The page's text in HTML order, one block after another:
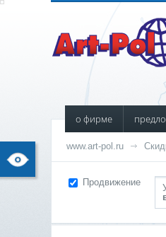
о фирме
www.art-pol.ru
Продвижение